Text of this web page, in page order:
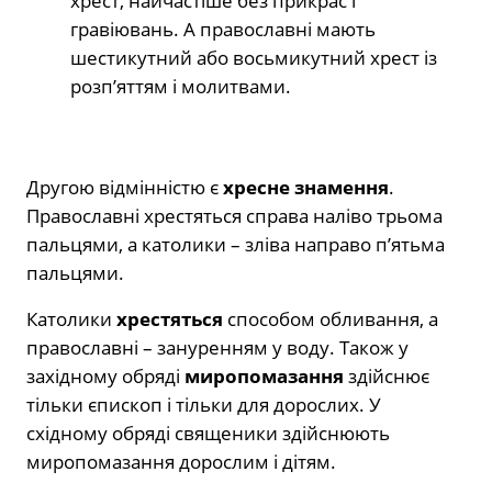
гравіювань. А православні мають
шестикутний або восьмикутний хрест із
розп’яттям і молитвами.
Другою відмінністю єхресне знамення.
Православні хрестяться справа наліво трьома
пальцями, а католики – зліва направо п’ятьма
пальцями.
Католики хрестяться способом обливання, а
православні – зануренням у воду. Також у
західному обряді миропомазання здійснює
тільки єпископ і тільки для дорослих. У
східному обряді священики здійснюють
миропомазання дорослим і дітям.